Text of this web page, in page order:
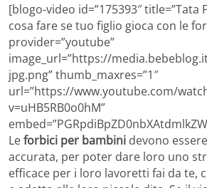
[blogo-video id=”175393″ title=”Tata
cosa fare se tuo figlio gioca con le
provider=”youtube”
image_url=”https://
jpg.png” thumb_maxres=”1″
url=”https://www.youtube.com/
v=uHB5RB0o0hM”
Leforbici per bambini devono
accurata, per poter dare loro uno
efficace per i loro lavoretti fai da te,